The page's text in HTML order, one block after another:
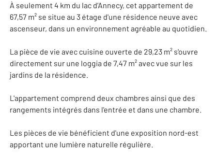
À seulement 4 km du lac d'Annecy, cet appartement de
67,57 m² se situe au 3 étage d'une résidence neuve avec
ascenseur, dans un environnement agréable au quotidien.
La pièce de vie avec cuisine ouverte de 29,23 m² s'ouvre
directement sur une loggia de 7,47 m² avec vue sur les
jardins de la résidence.
L'appartement comprend deux chambres ainsi que des
rangements intégrés dans l'entrée et dans une chambre.
Les pièces de vie bénéficient d'une exposition nord-est
apportant une lumière naturelle régulière.